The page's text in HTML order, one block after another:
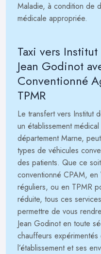
Maladie, à condition de
médicale appropriée.
Taxi vers
Jean Godinot
Conventionné
TPMR
Le transfert vers Institut
un établissement
département Marne,
types de véhicules
des patients. Que ce
conventionné CPAM,
réguliers, ou en TPMR
réduite, tous ces
permettre de vous
Jean Godinot en toute
chauffeurs
l’établissement et ses